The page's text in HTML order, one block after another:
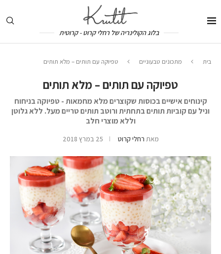
בלוג הקולינריה של רחלי קרוט - קרוטית
בית מתכונים טבעוניים טפיוקה עם תותים – מלא תותים
טפיוקה עם תותים – מלא תותים
קינוחים אישיים בכוסות שקוצרים מלא מחמאות - טפיוקה בניחוח
וניל עם קוביות תותים בתחתית ורוטב תותים טריים מעל. ללא גלוטן
וללא מוצרי חלב
מאת רחלי קרוט 25 במרץ 2018